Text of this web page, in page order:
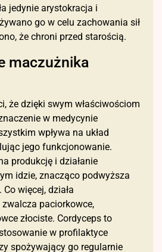
jedynie arystokracja i
go w celu zachowania sił
że chroni przed starością.
maczużnika
że dzięki swym właściwościom
w medycynie
wpływa na układ
jego funkcjonowanie.
produkcję i działanie
idzie, znacząco podwyższa
więcej, działa
paciorkowce,
złociste. Cordyceps to
w profilaktyce
spożywający go regularnie